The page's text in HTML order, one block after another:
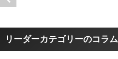
リーダーカテゴリーのコラム